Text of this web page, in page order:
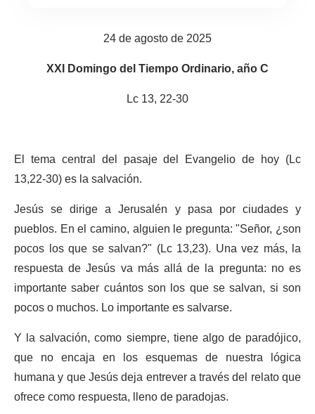
24 de agosto de 2025
XXI Domingo del Tiempo Ordinario, año C
Lc 13, 22-30
El tema central del pasaje del Evangelio de hoy (Lc
13,22-30) es la salvación.
Jesús se dirige a Jerusalén y pasa por ciudades y
pueblos. En el camino, alguien le pregunta: "Señor, ¿son
pocos los que se salvan?" (Lc 13,23). Una vez más, la
respuesta de Jesús va más allá de la pregunta: no es
importante saber cuántos son los que se salvan, si son
pocos o muchos. Lo importante es salvarse.
Y la salvación, como siempre, tiene algo de paradójico,
que no encaja en los esquemas de nuestra lógica
humana y que Jesús deja entrever a través del relato que
ofrece como respuesta, lleno de paradojas.